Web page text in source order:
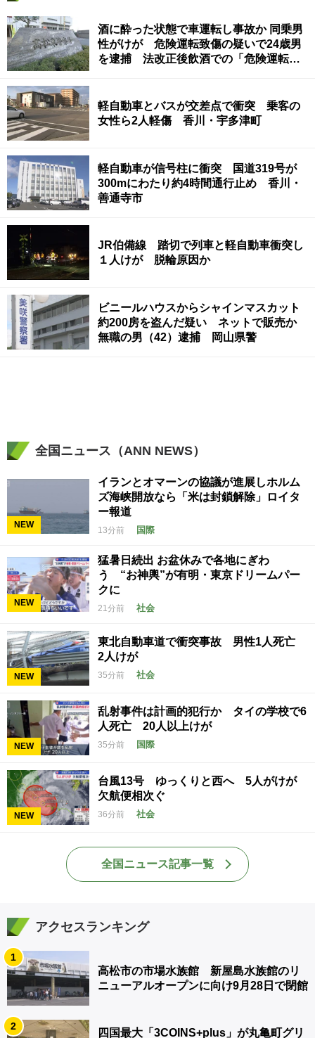
酒に酔った状態で車運転し事故か 同乗男
性がけが 危険運転致傷の疑いで24歳男
を逮捕 法改正後飲酒での「危険運転」
軽自動車とバスが交差点で衝突 乗客の
女性ら2人軽傷 香川・宇多津町
軽自動車が信号柱に衝突 国道319号が
300mにわたり約4時間通行止め 香川・
善通寺市
JR伯備線 踏切で列車と軽自動車衝突し
１人けが 脱輪原因か
ビニールハウスからシャインマスカット
約200房を盗んだ疑い ネットで販売か
無職の男（42）逮捕 岡山県警
全国ニュース（ANN NEWS）
NEW
イランとオマーンの協議が進展しホルム
ズ海峡開放なら「米は封鎖解除」ロイタ
ー報道
13分前 国際
NEW
猛暑日続出 お盆休みで各地にぎわ
う “お神輿”が有明・東京ドリームパー
クに
21分前 社会
NEW
東北自動車道で衝突事故 男性1人死亡
2人けが
35分前 社会
NEW
乱射事件は計画的犯行か タイの学校で6
人死亡 20人以上けが
35分前 国際
NEW
台風13号 ゆっくりと西へ 5人がけが
欠航便相次ぐ
36分前 社会
全国ニュース記事一覧
アクセスランキング
1
高松市の市場水族館 新屋島水族館のリ
ニューアルオープンに向け9月28日で閉館
2
四国最大「3COINS+plus」が丸亀町グリ